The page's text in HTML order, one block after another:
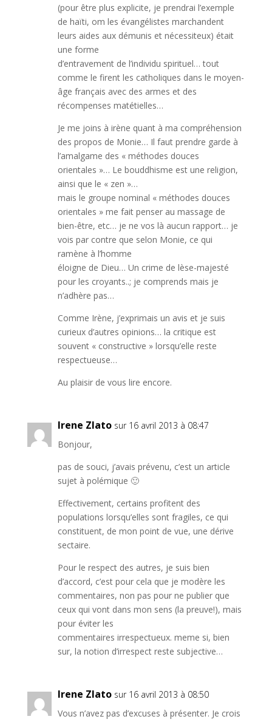
(pour être plus explicite, je prendrai l’exemple
de haïti, om les évangélistes marchandent
leurs aides aux démunis et nécessiteux) était
une forme
d’entravement de l’individu spirituel… tout
comme le firent les catholiques dans le moyen-
âge français avec des armes et des
récompenses matétielles…
Je me joins à irène quant à ma compréhension
des propos de Monie… Il faut prendre garde à
l’amalgame des « méthodes douces
orientales »… Le bouddhisme est une religion,
ainsi que le « zen »…
mais le groupe nominal « méthodes douces
orientales » me fait penser au massage de
bien-être, etc… je ne vos là aucun rapport… je
vois par contre que selon Monie, ce qui
ramène à l’homme
éloigne de Dieu… Un crime de lèse-majesté
pour les croyants..; je comprends mais je
n’adhère pas…
Comme Irène, j’exprimais un avis et je suis
curieux d’autres opinions… la critique est
souvent « constructive » lorsqu’elle reste
respectueuse…
Au plaisir de vous lire encore.
Irene Zlato sur 16 avril 2013 à 08:47
Bonjour,
pas de souci, j’avais prévenu, c’est un article
sujet à polémique 🙂
Effectivement, certains profitent des
populations lorsqu’elles sont fragiles, ce qui
constituent, de mon point de vue, une dérive
sectaire.
Pour le respect des autres, je suis bien
d’accord, c’est pour cela que je modère les
commentaires, non pas pour ne publier que
ceux qui vont dans mon sens (la preuve!), mais
pour éviter les
commentaires irrespectueux. meme si, bien
sur, la notion d’irrespect reste subjective…
Irene Zlato sur 16 avril 2013 à 08:50
Vous n’avez pas d’excuses à présenter. Je crois